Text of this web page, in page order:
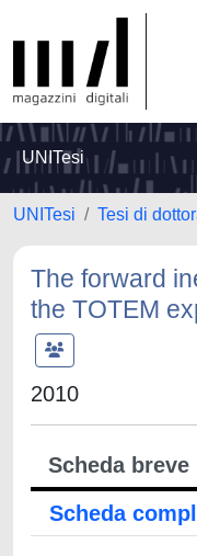
UNITesi
UNITesi Tesi di
The forward
the TOTEM
2010
Scheda breve
Scheda